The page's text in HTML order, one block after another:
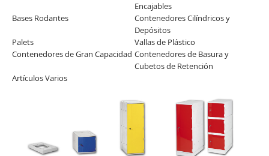
Encajables
Bases Rodantes
Contenedores Cilíndricos y
Depósitos
Palets
Vallas de Plástico
Contenedores de Gran Capacidad Contenedores de Basura y
Cubetos de Retención
Artículos Varios